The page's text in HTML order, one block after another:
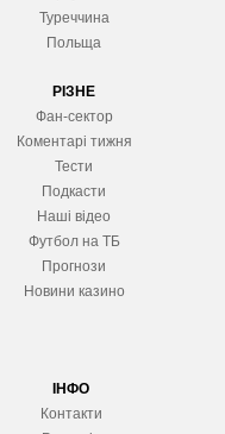
Туреччина
Польща
РІЗНЕ
Фан-сектор
Коментарі тижня
Тести
Подкасти
Наші відео
Футбол на ТБ
Прогнози
Новини казино
ІНФО
Контакти